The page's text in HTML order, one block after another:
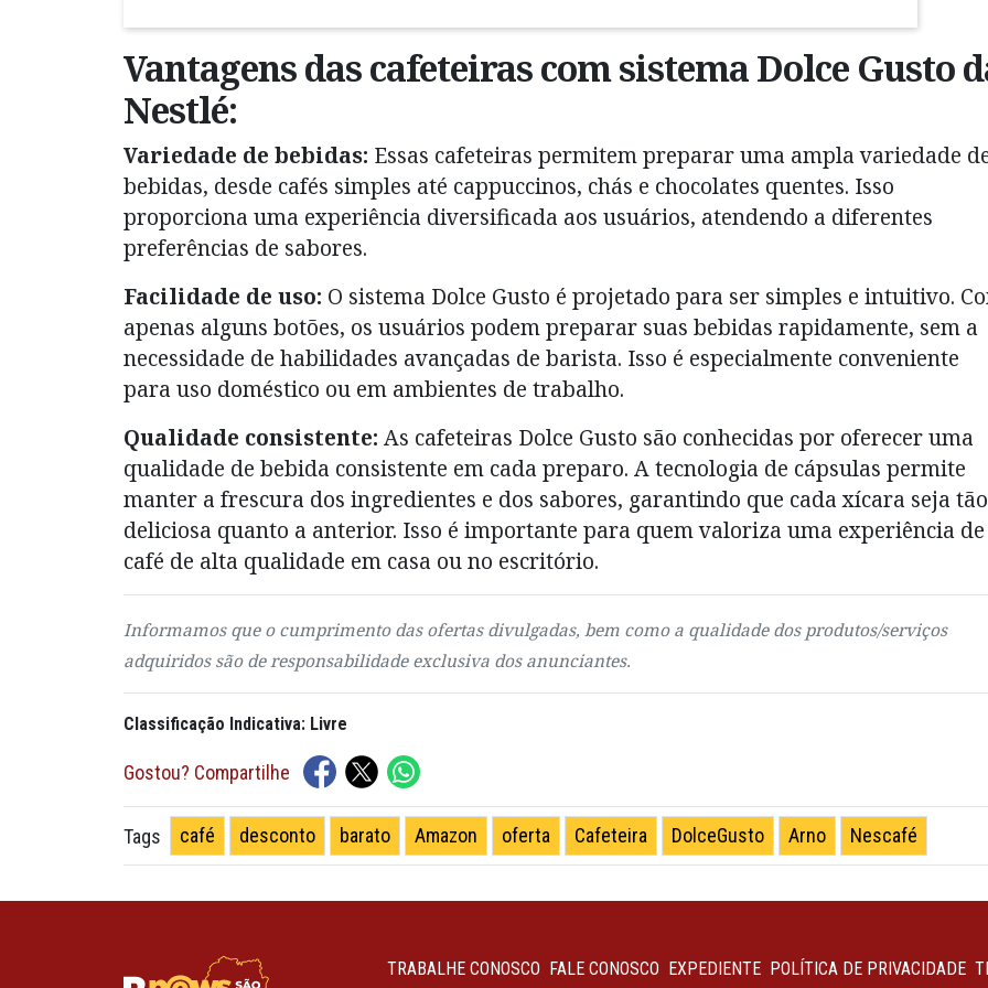
Vantagens das cafeteiras com sistema Dolce Gusto
Nestlé:
Variedade de bebidas: Essas cafeteiras permitem preparar uma ampla variedade
bebidas, desde cafés simples até cappuccinos, chás e chocolates quentes. Isso
proporciona uma experiência diversificada aos usuários, atendendo a diferentes
preferências de sabores.
Facilidade de uso: O sistema Dolce Gusto é projetado para ser simples e intuitivo.
apenas alguns botões, os usuários podem preparar suas bebidas rapidamente, sem a
necessidade de habilidades avançadas de barista. Isso é especialmente conveniente
para uso doméstico ou em ambientes de trabalho.
Qualidade consistente: As cafeteiras Dolce Gusto são conhecidas por oferecer uma
qualidade de bebida consistente em cada preparo. A tecnologia de cápsulas permite
manter a frescura dos ingredientes e dos sabores, garantindo que cada xícara seja tão
deliciosa quanto a anterior. Isso é importante para quem valoriza uma experiência de
café de alta qualidade em casa ou no escritório.
Informamos que o cumprimento das ofertas divulgadas, bem como a qualidade dos produtos/serviços
adquiridos são de responsabilidade exclusiva dos anunciantes.
Classificação Indicativa: Livre
Gostou? Compartilhe
Tags café desconto barato Amazon oferta Cafeteira DolceGusto Arno Nescafé
TRABALHE CONOSCO FALE CONOSCO EXPEDIENTE POLÍTICA DE PRIVACIDADE